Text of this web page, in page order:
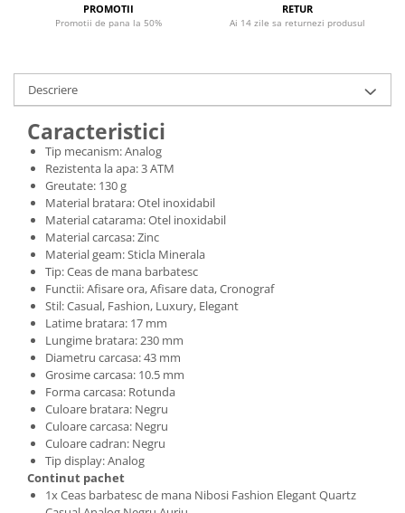
PROMOTII
Promotii de pana la 50%
RETUR
Ai 14 zile sa returnezi produsul
Descriere
Caracteristici
Tip mecanism: Analog
Rezistenta la apa: 3 ATM
Greutate: 130 g
Material bratara: Otel inoxidabil
Material catarama: Otel inoxidabil
Material carcasa: Zinc
Material geam: Sticla Minerala
Tip: Ceas de mana barbatesc
Functii: Afisare ora, Afisare data, Cronograf
Stil: Casual, Fashion, Luxury, Elegant
Latime bratara: 17 mm
Lungime bratara: 230 mm
Diametru carcasa: 43 mm
Grosime carcasa: 10.5 mm
Forma carcasa: Rotunda
Culoare bratara: Negru
Culoare carcasa: Negru
Culoare cadran: Negru
Tip display: Analog
Continut pachet
1x Ceas barbatesc de mana Nibosi Fashion Elegant Quartz